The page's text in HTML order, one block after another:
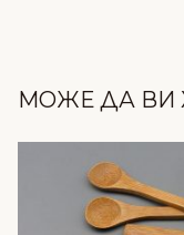
МОЖЕ ДА ВИ